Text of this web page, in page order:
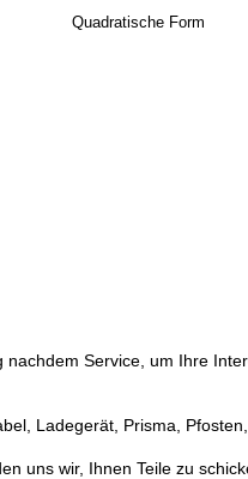
Quadratische Form
Service, um Ihre
Ladegerät, Prisma,
uns wir, Ihnen Teile zu